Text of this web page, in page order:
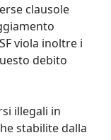
clausole
viola inoltre i
debito
illegali in
stabilite dalla